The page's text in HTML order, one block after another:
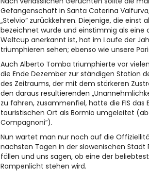
Gefangenschaft in Santa Caterina
„Stelvio“ zurückkehren. Diejenige, die einst
bezeichnet wurde und einstimmig als
Weltcup anerkannt ist, hat im Laufe der
triumphieren sehen; ebenso wie unsere
Auch Alberto Tomba triumphierte vor
die Ende Dezember zur ständigen Station
des Zeitraums, der mit dem stärkeren
den daraus resultierenden
zu fahren, zusammenfiel, hatte die FIS
touristischen Ort als Bormio umgeleitet
Compagnoni“).
Nun wartet man nur noch auf die
nächsten Tagen in der slowenischen
fällen und uns sagen, ob eine der
Rampenlicht stehen wird.